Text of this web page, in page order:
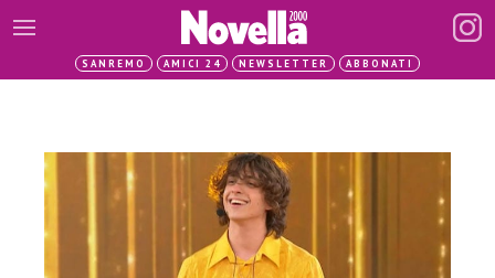
SANREMO AMICI 24 NEWSLETTER ABBONATI